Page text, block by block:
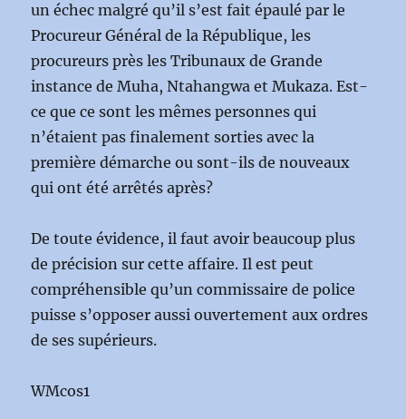
un échec malgré qu’il s’est fait épaulé par le
Procureur Général de la République, les
procureurs près les Tribunaux de Grande
instance de Muha, Ntahangwa et Mukaza. Est-
ce que ce sont les mêmes personnes qui
n’étaient pas finalement sorties avec la
première démarche ou sont-ils de nouveaux
qui ont été arrêtés après?
De toute évidence, il faut avoir beaucoup plus
de précision sur cette affaire. Il est peut
compréhensible qu’un commissaire de police
puisse s’opposer aussi ouvertement aux ordres
de ses supérieurs.
WMcos1